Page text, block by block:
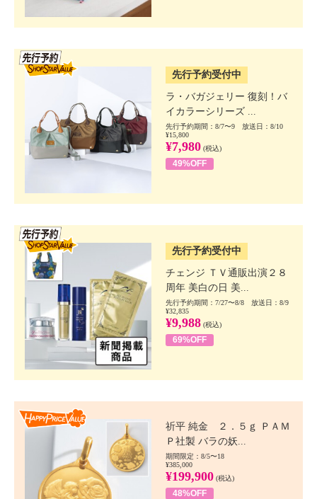
先行予約受付中
ラ・バガジェリー 復刻！バ
イカラーシリーズ ...
先行予約期間：8/7〜9 放送日：8/10
¥15,800
¥7,980 (税込)
49%OFF
先行予約受付中
チェンジ ＴＶ通販出演２８
周年 美白の日 美...
先行予約期間：7/27〜8/8 放送日：8/9
¥32,835
¥9,988 (税込)
69%OFF
祈平 純金 ２．５ｇ ＰＡＭ
Ｐ社製 バラの妖...
期間限定：8/5〜18
¥385,000
¥199,900 (税込)
48%OFF